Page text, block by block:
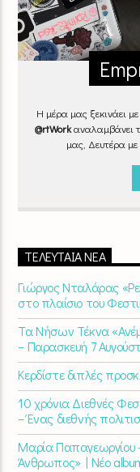
Η μέρα μας ξεκινάει
@rtWorkαναλαμβάνει
μας, Δευτέρα
εναλλάσσονται
ΤΕΛΕΥΤΑΊΑ ΝΈΑ
Γιώργος Νταλάρας
στο πλαίσιο του
Τα Νήσων Τέκνα
– Παρασκευή 7
Κερδίστε διπλές
10 χρόνια Διεθνές
– Ένας διεθνής
Μαρία Παπαγεωργίου
Άνθρωπος» | Νέο